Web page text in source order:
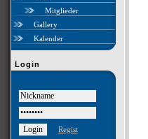
Mitglieder
Gallery
Kalender
Login
Regist